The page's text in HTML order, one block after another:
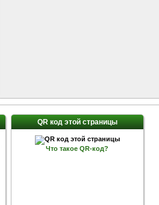
QR код этой страницы
Что такое QR-код?